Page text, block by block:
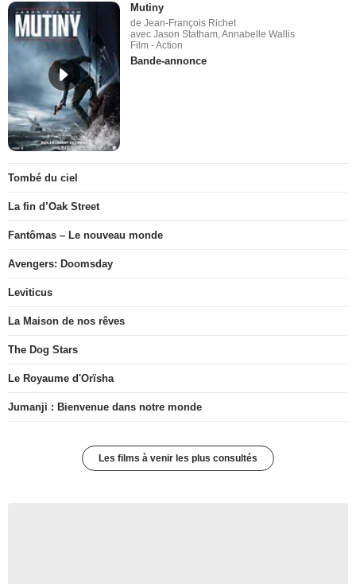
Mutiny
de Jean-François Richet
avec Jason Statham, Annabelle Wallis
Film - Action
Bande-annonce
Tombé du ciel
La fin d’Oak Street
Fantômas – Le nouveau monde
Avengers: Doomsday
Leviticus
La Maison de nos rêves
The Dog Stars
Le Royaume d'Orïsha
Jumanji : Bienvenue dans notre monde
Les films à venir les plus consultés